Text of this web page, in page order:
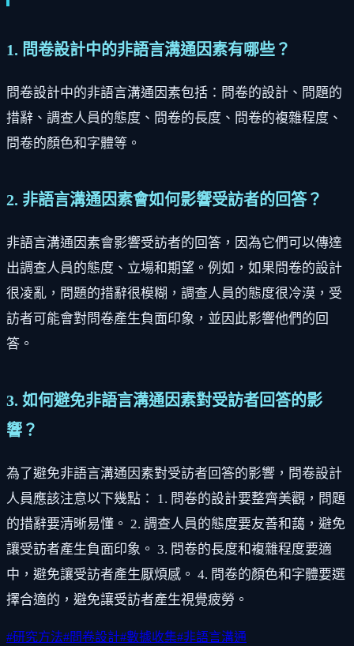
1. 問卷設計中的非語言溝通因素有哪些？
問卷設計中的非語言溝通因素包括：問卷的設計、問題的
措辭、調查人員的態度、問卷的長度、問卷的複雜程度、
問卷的顏色和字體等。
2. 非語言溝通因素會如何影響受訪者的回答？
非語言溝通因素會影響受訪者的回答，因為它們可以傳達
出調查人員的態度、立場和期望。例如，如果問卷的設計
很凌亂，問題的措辭很模糊，調查人員的態度很冷漠，受
訪者可能會對問卷產生負面印象，並因此影響他們的回
答。
3. 如何避免非語言溝通因素對受訪者回答的影
響？
為了避免非語言溝通因素對受訪者回答的影響，問卷設計
人員應該注意以下幾點： 1. 問卷的設計要整齊美觀，問題
的措辭要清晰易懂。 2. 調查人員的態度要友善和藹，避免
讓受訪者產生負面印象。 3. 問卷的長度和複雜程度要適
中，避免讓受訪者產生厭煩感。 4. 問卷的顏色和字體要選
擇合適的，避免讓受訪者產生視覺疲勞。
#研究方法#問卷設計#數據收集#非語言溝通